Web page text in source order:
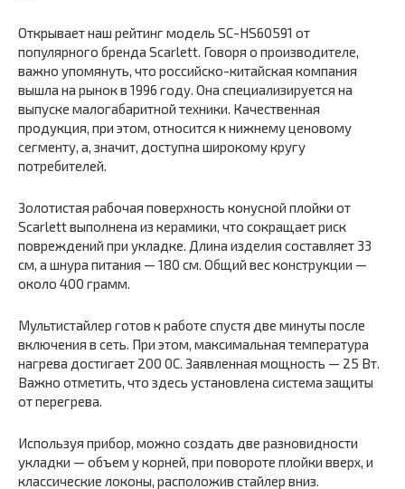
Открывает наш рейтинг модель SC-HS60591 от
популярного бренда Scarlett. Говоря о производителе,
важно упомянуть, что российско-китайская компания
вышла на рынок в 1996 году. Она специализируется на
выпуске малогабаритной техники. Качественная
продукция, при этом, относится к нижнему ценовому
сегменту, а, значит, доступна широкому кругу
потребителей.
Золотистая рабочая поверхность конусной плойки от
Scarlett выполнена из керамики, что сокращает риск
повреждений при укладке. Длина изделия составляет 33
см, а шнура питания — 180 см. Общий вес конструкции —
около 400 грамм.
Мультистайлер готов к работе спустя две минуты после
включения в сеть. При этом, максимальная температура
нагрева достигает 200 0С. Заявленная мощность — 25 Вт.
Важно отметить, что здесь установлена система защиты
от перегрева.
Используя прибор, можно создать две разновидности
укладки — объем у корней, при повороте плойки вверх, и
классические локоны, расположив стайлер вниз.